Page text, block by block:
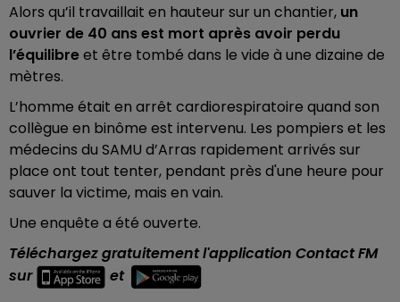
Alors qu’il travaillait en hauteur sur un chantier, un
ouvrier de 40 ans est mort après avoir perdu
l’équilibreet être tombé dans le vide à une dizaine de
mètres.
L’homme était en arrêt cardiorespiratoire quand son
collègue en binôme est intervenu. Les pompiers et les
médecins du SAMU d’Arras rapidement arrivés sur
place ont tout tenter, pendant près d'une heure pour
sauver la victime, mais en vain.
Une enquête a été ouverte.
Téléchargez gratuitement l'application Contact FM
sur
et